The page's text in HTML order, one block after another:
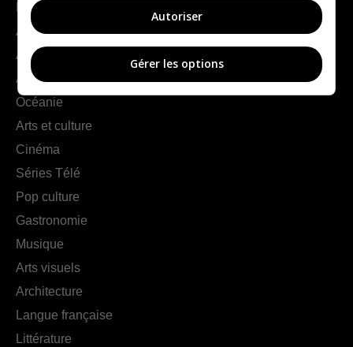
Europe
Amériques
Asie
Afrique
Océanie
Arts et culture
Cinéma
Séries Télé
Pop culture
Gastronomie
Musique
Arts visuels
Architecture
Langue française
Littérature
Autoriser
Gérer les options